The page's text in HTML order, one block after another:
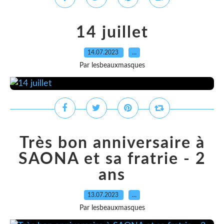
14 juillet
14.07.2023 …
Par lesbeauxmasques
Très bon anniversaire à
SAONA et sa fratrie - 2
ans
13.07.2023 …
Par lesbeauxmasques